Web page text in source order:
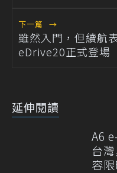
下一篇 →
雖然入門，但續航
eDrive20正式登場
延伸閱讀
A6
台
容